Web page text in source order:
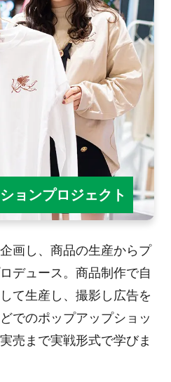
ョンプロジェクト
画し、商品の生産からプ
デュース。商品制作で自
て生産し、撮影し広告を
でのポップアップショッ
売まで実戦形式で学びま